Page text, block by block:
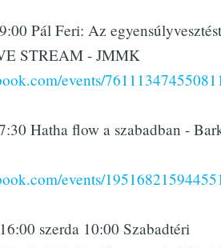
Pál Feri: Az
STREAM - JMMK
events/
Hatha flow a szabadban -
events/
szerda 10:00 Szabadtéri